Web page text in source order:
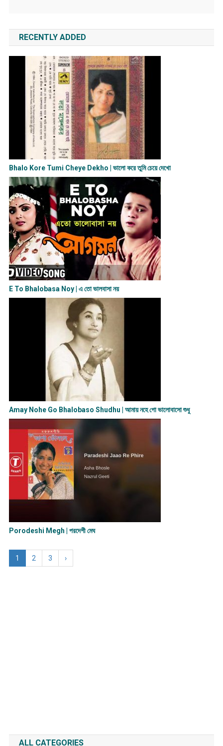
RECENTLY ADDED
Bhalo Kore Tumi Cheye Dekho | ভালো করে তুমি চেয়ে দেখো
E To Bhalobasa Noy | এ তো ভালবাসা ন​য়
Amay Nohe Go Bhalobaso Shudhu | আমায় নহে গো ভালোবাসো শুধু
Porodeshi Megh | পরদেশী মেঘ
1 2 3 ›
ALL CATEGORIES